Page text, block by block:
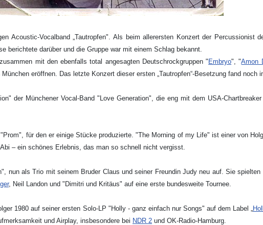
Acoustic-Vocalband „Tautropfen". Als beim allerersten Konzert der Percussionist
berichtete darüber und die Gruppe war mit einem Schlag bekannt.
mit den ebenfalls total angesagten Deutschrockgruppen " Embryo", "Amon
eröffnen. Das letzte Konzert dieser ersten „Tautropfen“-Besetzung fand noch
der Münchener Vocal-Band "Love Generation", die eng mit dem USA-
für den er einige Stücke produzierte. "The Morning of my Life" ist einer von
– ein schönes Erlebnis, das man so schnell nicht vergisst.
nun als Trio mit seinem Bruder Claus und seiner Freundin Judy neu auf. Sie
, Neil Landon und "Dimitri und Kritäus" auf eine erste bundesweite Tournee.
1980 auf seiner ersten Solo-LP "Holly - ganz einfach nur Songs" auf dem Label „
und Airplay, insbesondere bei NDR 2 und OK-Radio-Hamburg.